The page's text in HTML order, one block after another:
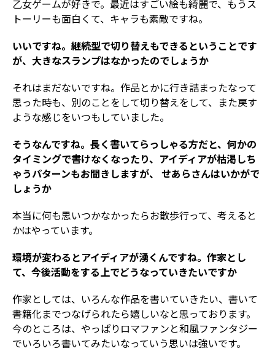
乙女ゲームが好きで。最近はすごい絵も綺麗で、もうス
トーリーも面白くて、キャラも素敵ですね。
――いいですね。継続型で切り替えもできるということです
が、大きなスランプはなかったのでしょうか
それはまだないですね。作品とかに行き詰まったなって
思った時も、別のことをして切り替えをして、また戻す
ような感じをいつもしていました。
――そうなんですね。長く書いてらっしゃる方だと、何かの
タイミングで書けなくなったり、アイディアが枯渇しち
ゃうパターンもお聞きしますが、 せあらさんはいかがで
しょうか
本当に何も思いつかなかったらお散歩行って、考えると
かはやっています。
――環境が変わるとアイディアが湧くんですね。作家とし
て、今後活動をする上でどうなっていきたいですか
作家としては、いろんな作品を書いていきたい、書いて
書籍化までつなげられたら嬉しいなと思っております。
今のところは、やっぱりロマファンと和風ファンタジー
でいろいろ書いてみたいなっていう思いは強いです。